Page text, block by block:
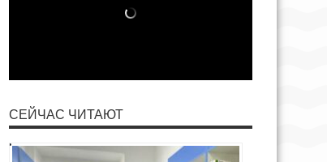
СЕЙЧАС ЧИТАЮТ